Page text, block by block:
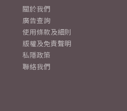
關於我們
廣告查詢
使用條款及細則
版權及免責聲明
私隱政策
聯絡我們